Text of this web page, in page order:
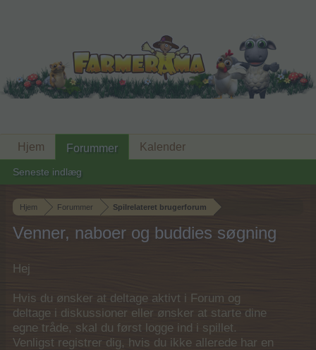
Hjem Forummer Spilrelateret brugerforum
Venner, naboer og buddies søgning
Hej
Hvis du ønsker at deltage aktivt i Forum og
deltage i diskussioner eller ønsker at starte dine
egne tråde, skal du først logge ind i spillet.
Venligst registrer dig, hvis du ikke allerede har en
Hjem Forummer
Seneste indlæg
Kalender